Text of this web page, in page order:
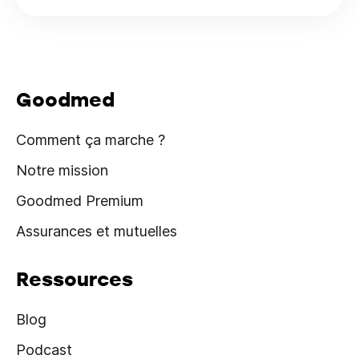
Goodmed
Comment ça marche ?
Notre mission
Goodmed Premium
Assurances et mutuelles
Ressources
Blog
Podcast